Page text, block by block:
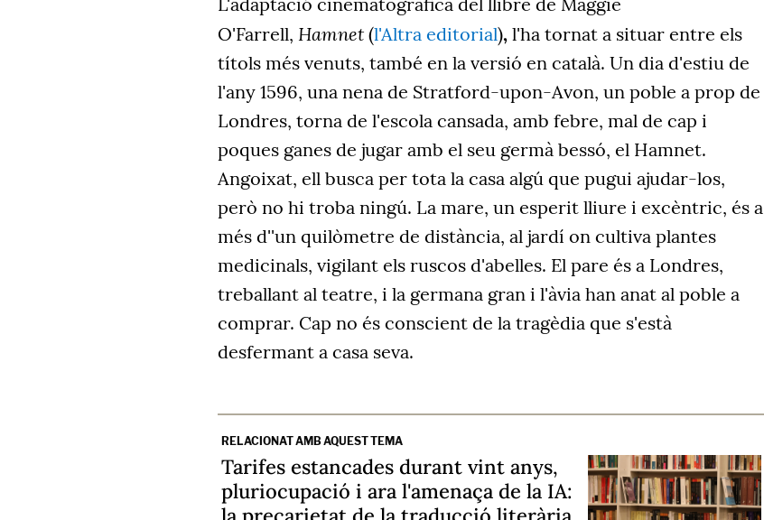
O'Farrell, Hamnet (l'Altra editorial), l'ha tornat a situar entre els
títols més venuts, també en la versió en català. Un dia d'estiu de
l'any 1596, una nena de Stratford-upon-Avon, un poble a prop de
Londres, torna de l'escola cansada, amb febre, mal de cap i
poques ganes de jugar amb el seu germà bessó, el Hamnet.
Angoixat, ell busca per tota la casa algú que pugui ajudar-los,
però no hi troba ningú. La mare, un esperit lliure i excèntric, és a
més d''un quilòmetre de distància, al jardí on cultiva plantes
medicinals, vigilant els ruscos d'abelles. El pare és a Londres,
treballant al teatre, i la germana gran i l'àvia han anat al poble a
comprar. Cap no és conscient de la tragèdia que s'està
desfermant a casa seva.
RELACIONAT AMB AQUEST TEMA
Tarifes estancades durant vint anys,
pluriocupació i ara l'amenaça de la IA: